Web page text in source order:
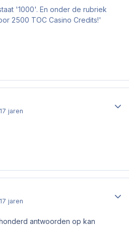
'1000'. En onder de rubriek
2500 TOC Casino Credits!'
17 jaren
17 jaren
antwoorden op kan